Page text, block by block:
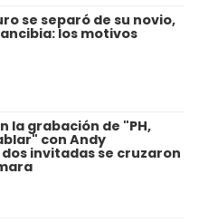
se separó de su novio,
los motivos
la grabación de "PH,
con Andy
invitadas se cruzaron